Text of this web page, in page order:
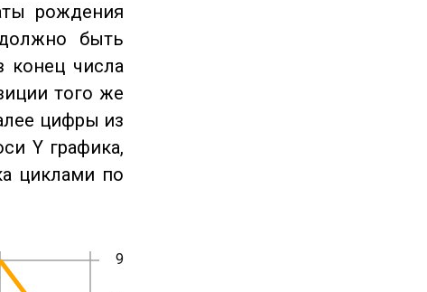
рождения
быть
числа
того же
цифры из
Y графика,
циклами по